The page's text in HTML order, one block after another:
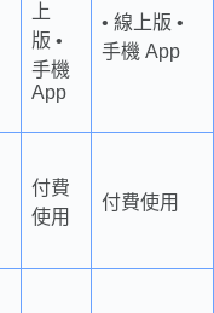
上
版 •
手機
App
• 線上版 •
手機 App
付費
使用
付費使用